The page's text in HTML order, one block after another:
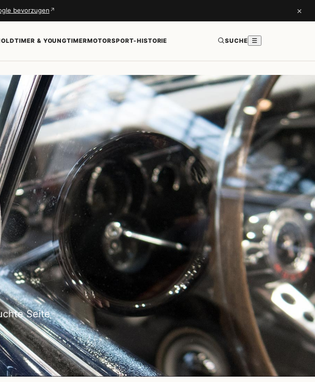
bevorzugen ↗ ×
OLDTIMER & YOUNGTIMERMOTORSPORT-HISTORIE SUCHE ☰
Seite